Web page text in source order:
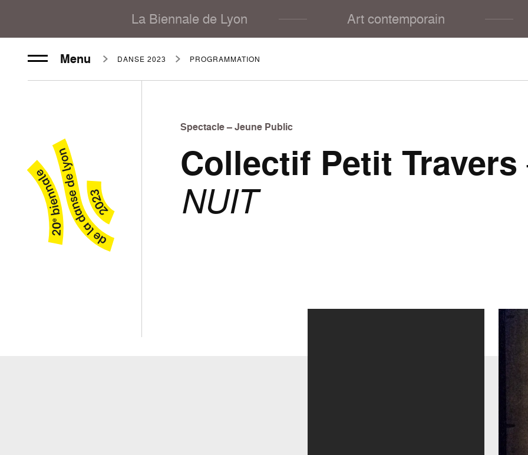
La Biennale de Lyon Art contemporain
Menu DANSE 2023 PROGRAMMATION
Spectacle – Jeune Public
Collectif Petit Travers
NUIT